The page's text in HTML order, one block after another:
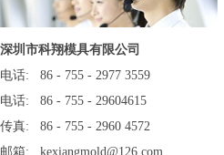
深圳市科翔模具有限公司
电话: 86 - 755 - 2977 3559
电话: 86 - 755 - 29604615
传真: 86 - 755 - 2960 4572
邮箱: kexiangmold@126.com